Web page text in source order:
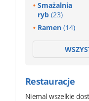
Smażalnia
ryb (23)
Ramen (14)
Restauracje
Niemal wszelkie